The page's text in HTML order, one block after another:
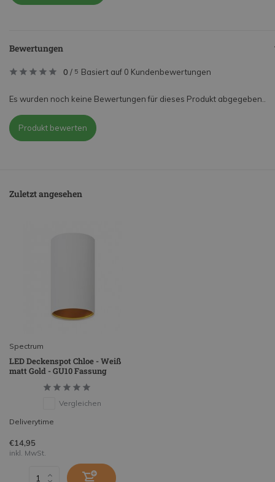
Bewertungen
0 / 5 Basiert auf 0 Kundenbewertungen
Es wurden noch keine Bewertungen für dieses Produkt abgegeben..
Produkt bewerten
Zuletzt angesehen
Spectrum
LED Deckenspot Chloe - Weiß
matt Gold - GU10 Fassung
Vergleichen
Deliverytime
€14,95
inkl. MwSt.